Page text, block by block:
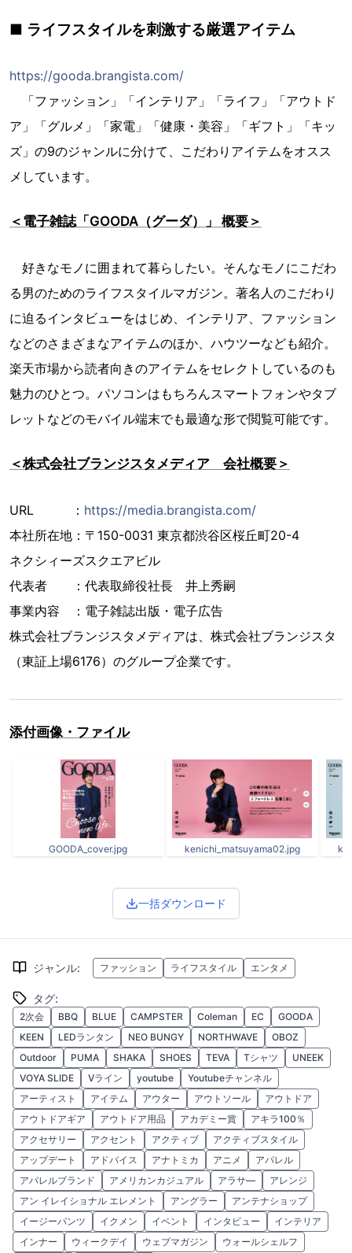
■ ライフスタイルを刺激する厳選アイテム
https://gooda.brangista.com/
「ファッション」「インテリア」「ライフ」「アウトド
ア」「グルメ」「家電」「健康・美容」「ギフト」「キッ
ズ」の9のジャンルに分けて、こだわりアイテムをオスス
メしています。
＜電子雑誌「GOODA（グーダ）」 概要＞
好きなモノに囲まれて暮らしたい。そんなモノにこだわ
る男のためのライフスタイルマガジン。著名人のこだわり
に迫るインタビューをはじめ、インテリア、ファッション
などのさまざまなアイテムのほか、ハウツーなども紹介。
楽天市場から読者向きのアイテムをセレクトしているのも
魅力のひとつ。パソコンはもちろんスマートフォンやタブ
レットなどのモバイル端末でも最適な形で閲覧可能です。
＜株式会社ブランジスタメディア 会社概要＞
URL ： https://media.brangista.com/
本社所在地：〒150-0031 東京都渋谷区桜丘町20-4
ネクシィーズスクエアビル
代表者 ：代表取締役社長 井上秀嗣
事業内容 ：電子雑誌出版・電子広告
株式会社ブランジスタメディアは、株式会社ブランジスタ
（東証上場6176）のグループ企業です。
添付画像・ファイル
GOODA_cover.jpg kenichi_matsuyama02.jpg
一括ダウンロード
ジャンル: ファッション ライフスタイル エンタメ
タグ:
2次会 BBQ BLUE CAMPSTER Coleman EC
GOODA
KEEN
LEDランタン NEO BUNGY NORTHWAVE
OBOZ
Outdoor
PUMA SHAKA SHOES TEVA Tシャツ
UNEEK
VOYA SLIDE
Vライン youtube
Youtubeチャンネル
アーティスト
アイテム アウター アウトソール
アウトドア
アウトドアギア
アウトドア用品 アカデミー賞
アキラ100％
アクセサリー
アクセント アクティブ
アクティブスタイル
アップデート
アドバイス アナトミカ アニメ
アパレル
アパレルブランド
アメリカンカジュアル アラサ—
アレンジ
アン イレイショナル エレメント
アングラー
アンテナショップ
イージーパンツ
イクメン イベント インタビュー
インテリア
インナー
ウィークデイ ウェブマガジン
ウォールシェルフ